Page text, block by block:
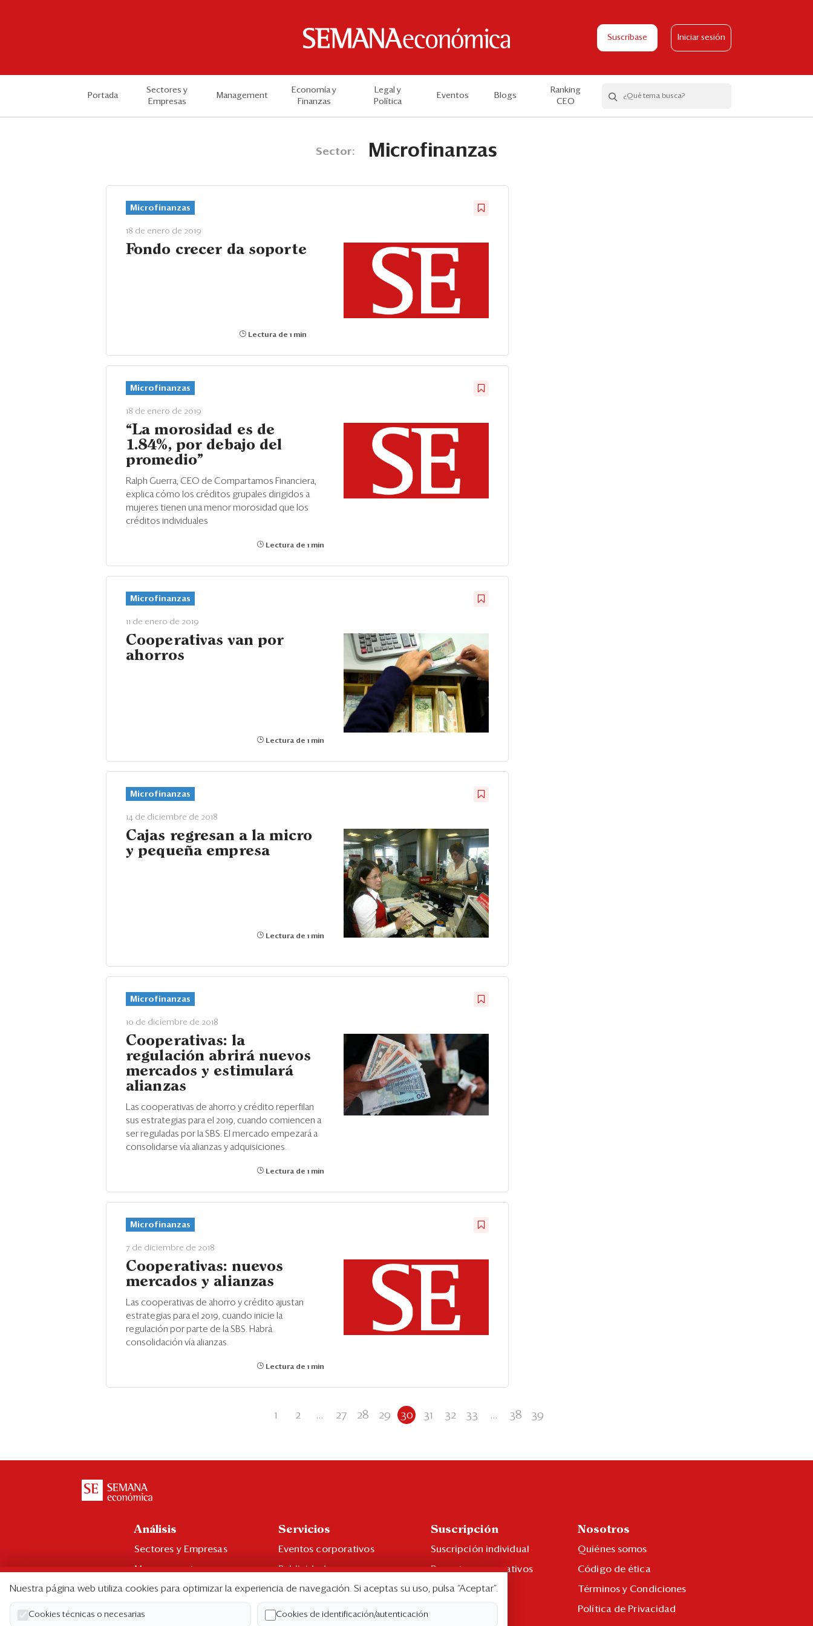
Suscríbase Iniciar sesión
Portada
Sectores y
Empresas
Management
Economía y
Finanzas
Legal y
Política
Eventos Blogs
Ranking
CEO
Sector: Microfinanzas
Microfinanzas
18 de enero de 2019
Fondo crecer da soporte
Lectura de 1 min
Microfinanzas
18 de enero de 2019
“La morosidad es de
1.84%, por debajo del
promedio”
Ralph Guerra, CEO de Compartamos Financiera,
explica cómo los créditos grupales dirigidos a
mujeres tienen una menor morosidad que los
créditos individuales
Lectura de 1 min
Microfinanzas
11 de enero de 2019
Cooperativas van por
ahorros
Lectura de 1 min
Microfinanzas
14 de diciembre de 2018
Cajas regresan a la micro
y pequeña empresa
Lectura de 1 min
Microfinanzas
10 de diciembre de 2018
Cooperativas: la
regulación abrirá nuevos
mercados y estimulará
alianzas
Las cooperativas de ahorro y crédito reperfilan
sus estrategias para el 2019, cuando comiencen a
ser reguladas por la SBS. El mercado empezará a
consolidarse vía alianzas y adquisiciones.
Lectura de 1 min
Microfinanzas
7 de diciembre de 2018
Cooperativas: nuevos
mercados y alianzas
Las cooperativas de ahorro y crédito ajustan
estrategias para el 2019, cuando inicie la
regulación por parte de la SBS. Habrá
consolidación vía alianzas.
Lectura de 1 min
1 2 ... 27 28 29 30 31 32 33 ... 38 39
Análisis
Sectores y Empresas
Management
Economía y Finanzas
Servicios
Eventos corporativos
Publicidad
Contáctenos
Libro de reclamaciones
Suscripción
Suscripción individual
Paquetes corporativos
Edición Impresa
Nosotros
Quiénes somos
Código de ética
Términos y Condiciones
Política de Privacidad
Nuestra página web utiliza cookies para optimizar la experiencia de navegación. Si aceptas su uso, pulsa “Aceptar”.
Cookies técnicas o necesarias Cookies de identificación/autenticación